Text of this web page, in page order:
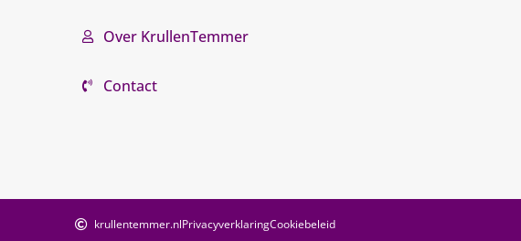
Over KrullenTemmer
Contact
krullentemmer.nlPrivacyverklaringCookiebeleid